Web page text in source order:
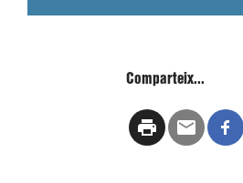
Comparteix...